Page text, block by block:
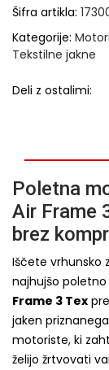
Šifra artikla:
Kategorije:
Tekstilne jakne
Deli z ostalimi:
Poletna
Air Frame
brez
Iščete vrhunsko
najhujšo
Frame 3 Tex
jaken
motoriste, ki
želijo žrtvovati